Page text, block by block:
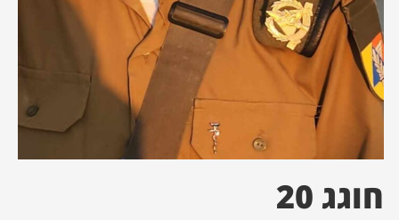
מקומית
עסקים
חוגג 20